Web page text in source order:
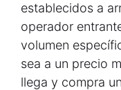
establecidos a
operador
volumen
sea a un precio
llega y compra